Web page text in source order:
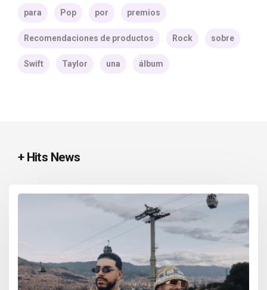
para Pop por premios
Recomendaciones de productos Rock sobre
Swift Taylor una álbum
+ Hits News